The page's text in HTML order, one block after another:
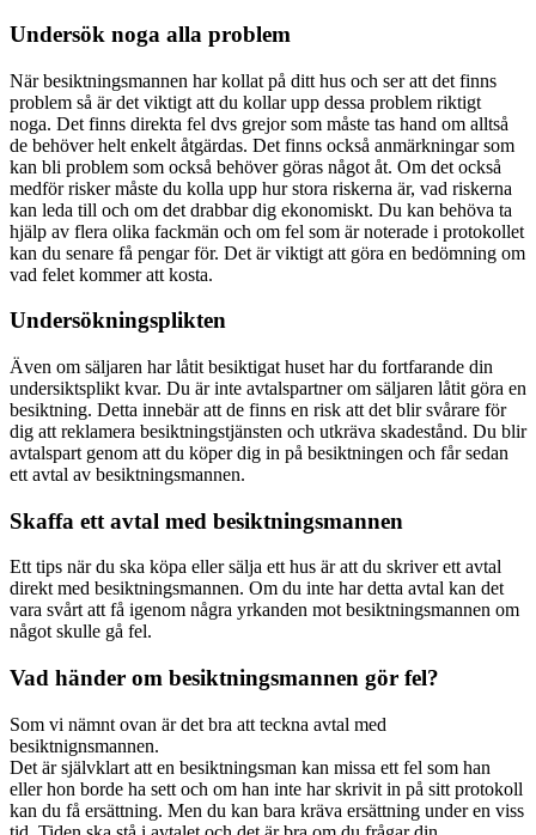
Undersök noga alla problem
När besiktningsmannen har kollat på ditt hus och ser att det finns
problem så är det viktigt att du kollar upp dessa problem riktigt
noga. Det finns direkta fel dvs grejor som måste tas hand om alltså
de behöver helt enkelt åtgärdas. Det finns också anmärkningar som
kan bli problem som också behöver göras något åt. Om det också
medför risker måste du kolla upp hur stora riskerna är, vad riskerna
kan leda till och om det drabbar dig ekonomiskt. Du kan behöva ta
hjälp av flera olika fackmän och om fel som är noterade i protokollet
kan du senare få pengar för. Det är viktigt att göra en bedömning om
vad felet kommer att kosta.
Undersökningsplikten
Även om säljaren har låtit besiktigat huset har du fortfarande din
undersiktsplikt kvar. Du är inte avtalspartner om säljaren låtit göra en
besiktning. Detta innebär att de finns en risk att det blir svårare för
dig att reklamera besiktningstjänsten och utkräva skadestånd. Du blir
avtalspart genom att du köper dig in på besiktningen och får sedan
ett avtal av besiktningsmannen.
Skaffa ett avtal med besiktningsmannen
Ett tips när du ska köpa eller sälja ett hus är att du skriver ett avtal
direkt med besiktningsmannen. Om du inte har detta avtal kan det
vara svårt att få igenom några yrkanden mot besiktningsmannen om
något skulle gå fel.
Vad händer om besiktningsmannen gör fel?
Som vi nämnt ovan är det bra att teckna avtal med
besiktnignsmannen.
Det är självklart att en besiktningsman kan missa ett fel som han
eller hon borde ha sett och om han inte har skrivit in på sitt protokoll
kan du få ersättning. Men du kan bara kräva ersättning under en viss